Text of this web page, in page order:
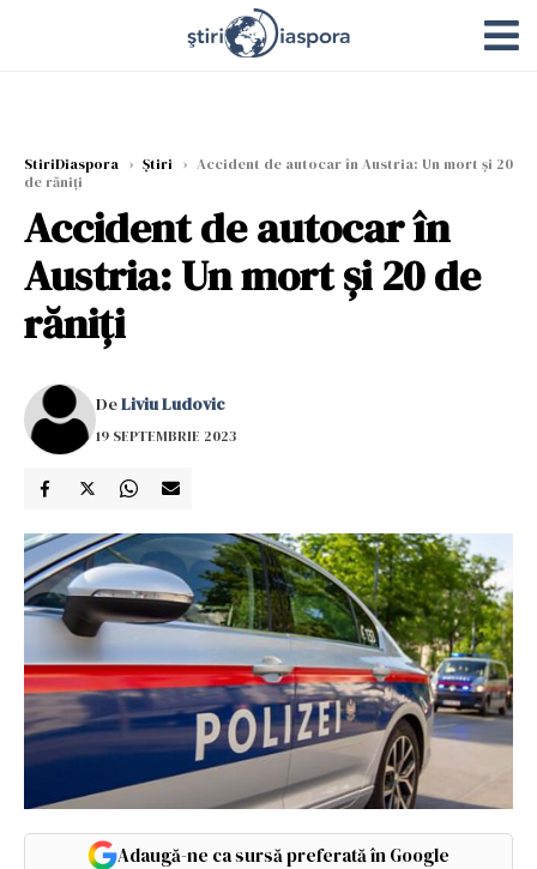
StiriDiaspora › Știri › Accident de autocar în Austria: Un mort şi 20
de răniţi
Accident de autocar în
Austria: Un mort şi 20 de
răniţi
DeLiviu Ludovic
19 SEPTEMBRIE 2023
Adaugă-ne ca sursă preferată în Google